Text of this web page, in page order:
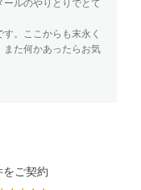
ルのやりとりでとて
。ここからも末永く
また何かあったらお気
をご契約